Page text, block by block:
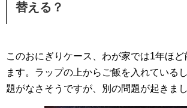
替える？
このおにぎりケース、わが家では1年ほ
ます。ラップの上からご飯を入れている
題がなさそうですが、別の問題が起きまし